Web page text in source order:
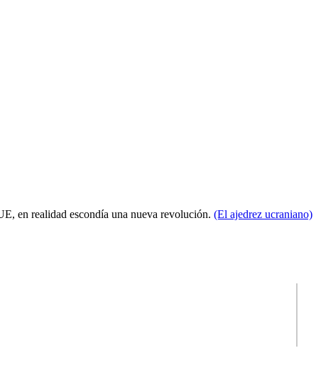
en realidad escondía una nueva revolución. (El ajedrez ucraniano)